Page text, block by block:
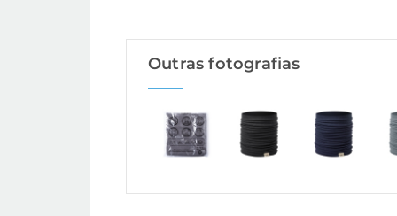
Outras fotografias